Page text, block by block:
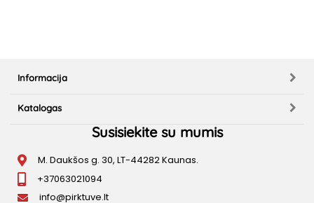
Informacija
Katalogas
Susisiekite su mumis
M. Daukšos g. 30, LT-44282 Kaunas.
+37063021094
info@pirktuve.lt